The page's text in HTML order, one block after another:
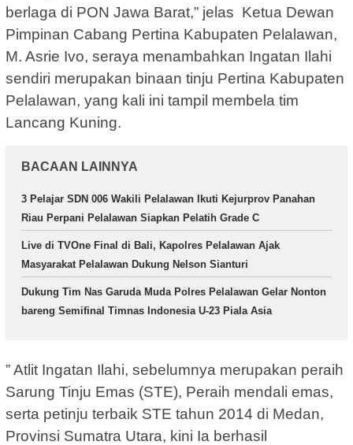
berlaga di PON Jawa Barat,” jelas Ketua Dewan
Pimpinan Cabang Pertina Kabupaten Pelalawan,
M. Asrie Ivo, seraya menambahkan Ingatan Ilahi
sendiri merupakan binaan tinju Pertina Kabupaten
Pelalawan, yang kali ini tampil membela tim
Lancang Kuning.
BACAAN LAINNYA
3 Pelajar SDN 006 Wakili Pelalawan Ikuti Kejurprov Panahan
Riau Perpani Pelalawan Siapkan Pelatih Grade C
Live di TVOne Final di Bali, Kapolres Pelalawan Ajak
Masyarakat Pelalawan Dukung Nelson Sianturi
Dukung Tim Nas Garuda Muda Polres Pelalawan Gelar Nonton
bareng Semifinal Timnas Indonesia U-23 Piala Asia
” Atlit Ingatan Ilahi, sebelumnya merupakan peraih
Sarung Tinju Emas (STE), Peraih mendali emas,
serta petinju terbaik STE tahun 2014 di Medan,
Provinsi Sumatra Utara, kini Ia berhasil